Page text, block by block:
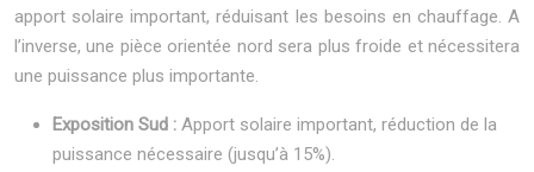
apport solaire important, réduisant les besoins en chauffage. A
l’inverse, une pièce orientée nord sera plus froide et nécessitera
une puissance plus importante.
Exposition Sud : Apport solaire important, réduction de la
puissance nécessaire (jusqu’à 15%).